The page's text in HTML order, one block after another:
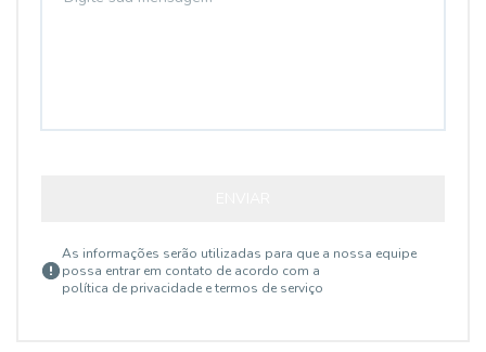
As informações serão utilizadas para que a nossa equipe
possa entrar em contato de acordo com a
política de privacidade e termos de serviço